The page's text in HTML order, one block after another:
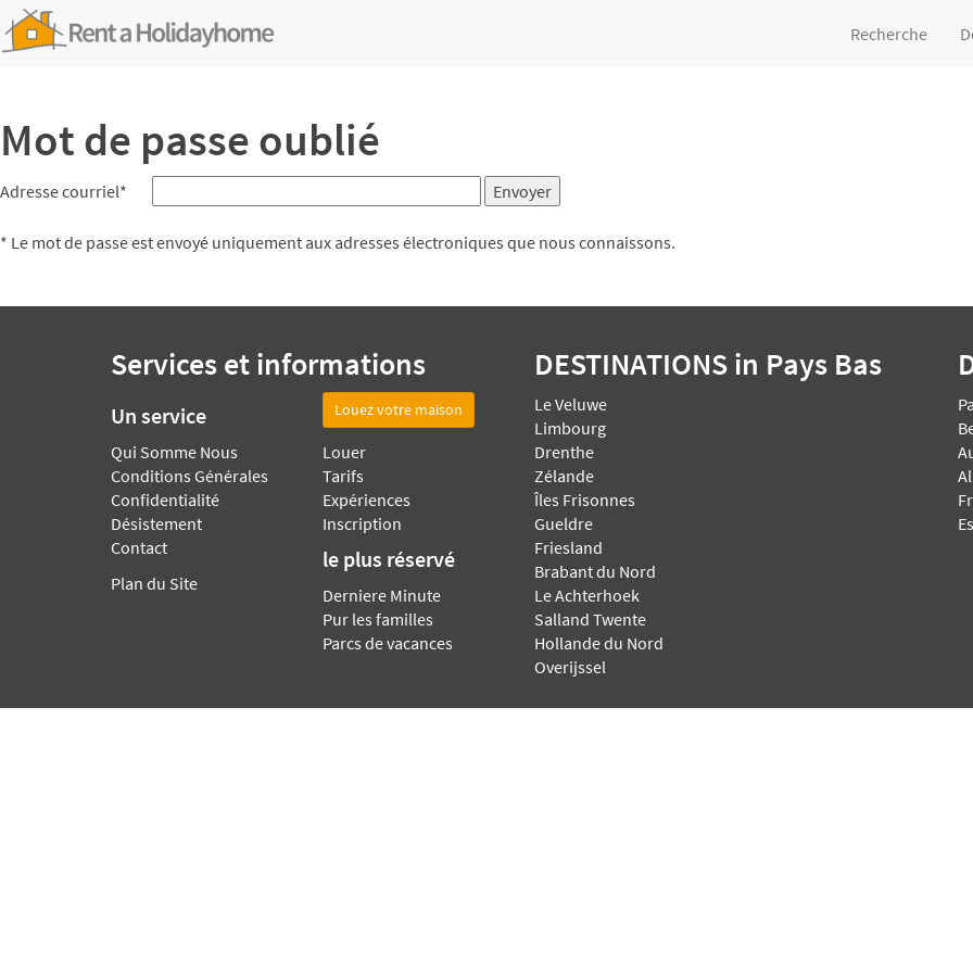
Recherche
Mot de passe oublié
Adresse courriel*
* Le mot de passe est envoyé uniquement aux adresses électroniques que nous connaissons.
Services et informations
Un service
Qui Somme Nous
Conditions Générales
Confidentialité
Désistement
Contact
Plan du Site
Louez votre maison
Louer
Tarifs
Expériences
Inscription
le plus réservé
Derniere Minute
Pur les familles
Parcs de vacances
DESTINATIONSin Pays Bas
Le Veluwe
Limbourg
Drenthe
Zélande
Îles Frisonnes
Gueldre
Friesland
Brabant du Nord
Le Achterhoek
Salland Twente
Hollande du Nord
Overijssel